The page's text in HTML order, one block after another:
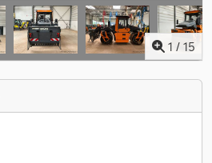
1 / 15